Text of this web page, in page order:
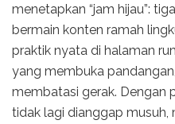
menetapkan “jam hijau”:
bermain konten ramah
praktik nyata di halaman
yang membuka
membatasi gerak. Dengan
tidak lagi dianggap musuh,